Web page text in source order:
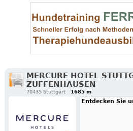
MERCURE HOTEL
ZUFFENHAUSEN
70435 Stuttgart 1685 m
Entdecken Sie